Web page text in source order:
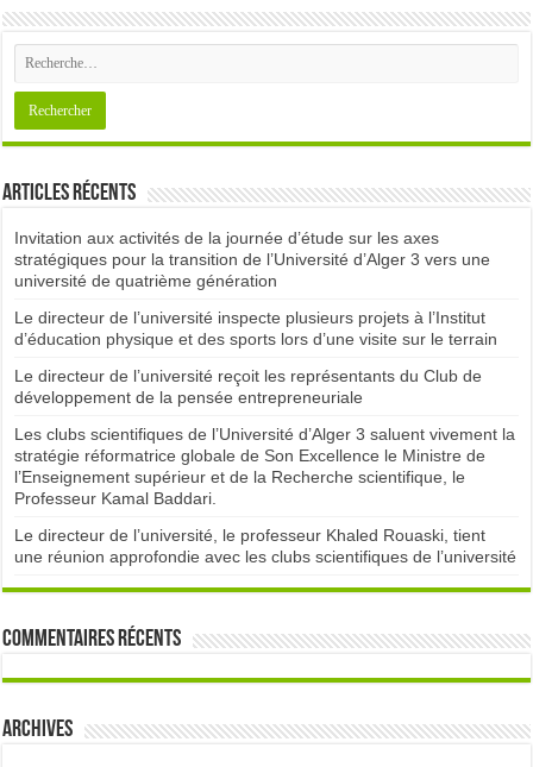
Articles récents
Invitation aux activités de la journée d’étude sur les axes
stratégiques pour la transition de l’Université d’Alger 3 vers une
université de quatrième génération
Le directeur de l’université inspecte plusieurs projets à l’Institut
d’éducation physique et des sports lors d’une visite sur le terrain
Le directeur de l’université reçoit les représentants du Club de
développement de la pensée entrepreneuriale
Les clubs scientifiques de l’Université d’Alger 3 saluent vivement la
stratégie réformatrice globale de Son Excellence le Ministre de
l’Enseignement supérieur et de la Recherche scientifique, le
Professeur Kamal Baddari.
Le directeur de l’université, le professeur Khaled Rouaski, tient
une réunion approfondie avec les clubs scientifiques de l’université
Commentaires récents
Archives